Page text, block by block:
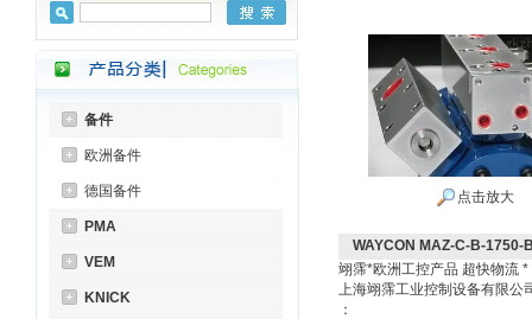
备件
欧洲备件
德国备件
PMA
VEM
KNICK
点击放大
WAYCON MAZ-C-B-1750-
翊霈*欧洲工控产品 超快物
上海翊霈工业控制设备有限
：